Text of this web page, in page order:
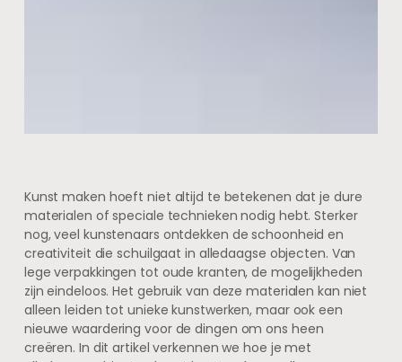
Kunst maken hoeft niet altijd te betekenen dat je dure
materialen of speciale technieken nodig hebt. Sterker
nog, veel kunstenaars ontdekken de schoonheid en
creativiteit die schuilgaat in alledaagse objecten. Van
lege verpakkingen tot oude kranten, de mogelijkheden
zijn eindeloos. Het gebruik van deze materialen kan niet
alleen leiden tot unieke kunstwerken, maar ook een
nieuwe waardering voor de dingen om ons heen
creëren. In dit artikel verkennen we hoe je met